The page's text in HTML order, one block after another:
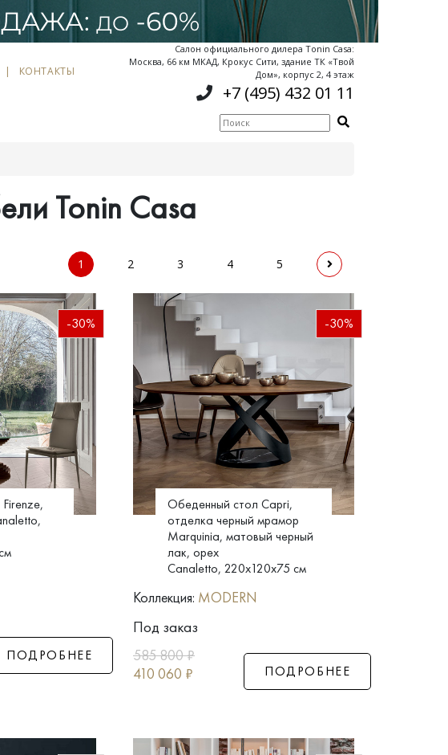
КОНТАКТЫ
Салон официального дилера Tonin Casa:
Москва, 66 км МКАД, Крокус Сити, здание ТК «Твой
Дом», корпус 2, 4 этаж
+7 (495) 432 01 11
Tonin Casa
1 2 3 4 5
-30%
ПОДРОБНЕЕ
-30%
Обеденный стол Capri,
отделка черный мрамор
Marquinia, матовый черный
лак, орех
Canaletto, 220x120x75 см
Коллекция: MODERN
Под заказ
585 800₽
410 060 ₽ ПОДРОБНЕЕ